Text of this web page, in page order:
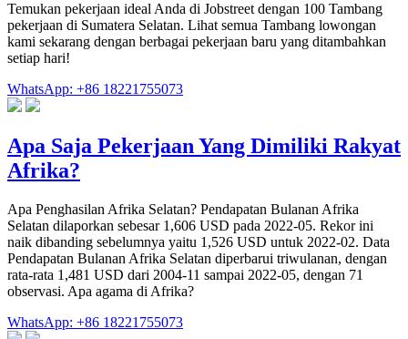
Temukan pekerjaan ideal Anda di Jobstreet dengan 100 Tambang
pekerjaan di Sumatera Selatan. Lihat semua Tambang lowongan
kami sekarang dengan berbagai pekerjaan baru yang ditambahkan
setiap hari!
WhatsApp: +86 18221755073
Apa Saja Pekerjaan Yang Dimiliki Rakyat
Afrika?
Apa Penghasilan Afrika Selatan? Pendapatan Bulanan Afrika
Selatan dilaporkan sebesar 1,606 USD pada 2022-05. Rekor ini
naik dibanding sebelumnya yaitu 1,526 USD untuk 2022-02. Data
Pendapatan Bulanan Afrika Selatan diperbarui triwulanan, dengan
rata-rata 1,481 USD dari 2004-11 sampai 2022-05, dengan 71
observasi. Apa agama di Afrika?
WhatsApp: +86 18221755073